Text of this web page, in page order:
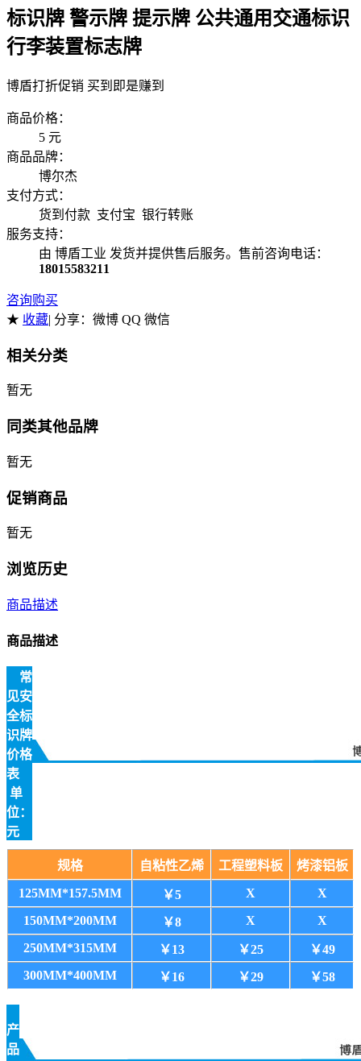
标识牌 警示牌 提示牌 公共通用交通标识
行李装置标志牌
博盾打折促销 买到即是赚到
商品价格：
5 元
商品品牌：
博尔杰
支付方式：
货到付款 支付宝 银行转账
服务支持：
由 博盾工业 发货并提供售后服务。售前咨询电话：
18015583211
咨询购买
★ 收藏| 分享： 微博 QQ 微信
相关分类
暂无
同类其他品牌
暂无
促销商品
暂无
浏览历史
商品描述
商品描述
常
见安
全标
识牌
价格
表
单
位：
元
规格 自粘性乙烯 工程塑料板
烤漆铝板
125MM*157.5MM
￥5 X
X
150MM*200MM
￥8 X
X
250MM*315MM
￥13 ￥25
￥49
300MM*400MM
￥16 ￥29 ￥58
产
品